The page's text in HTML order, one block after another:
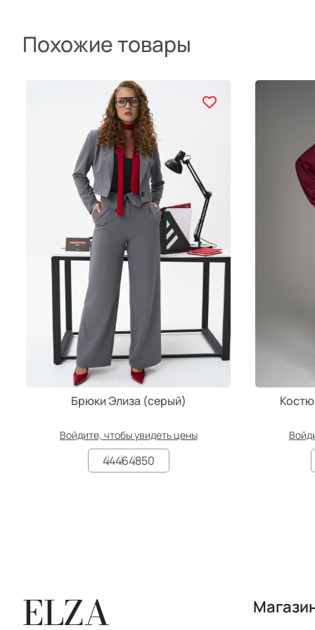
Похожие товары
Брюки Элиза (серый)
Войдите, чтобы увидеть цены
44464850
ELZA